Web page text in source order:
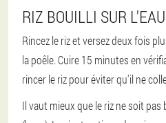
RIZ BOUILLI SUR L'EAU
Rincez le riz et versez deux fois
la poêle. Cuire 15 minutes en
rincer le riz pour éviter qu'il ne
Il vaut mieux que le riz ne soit pas